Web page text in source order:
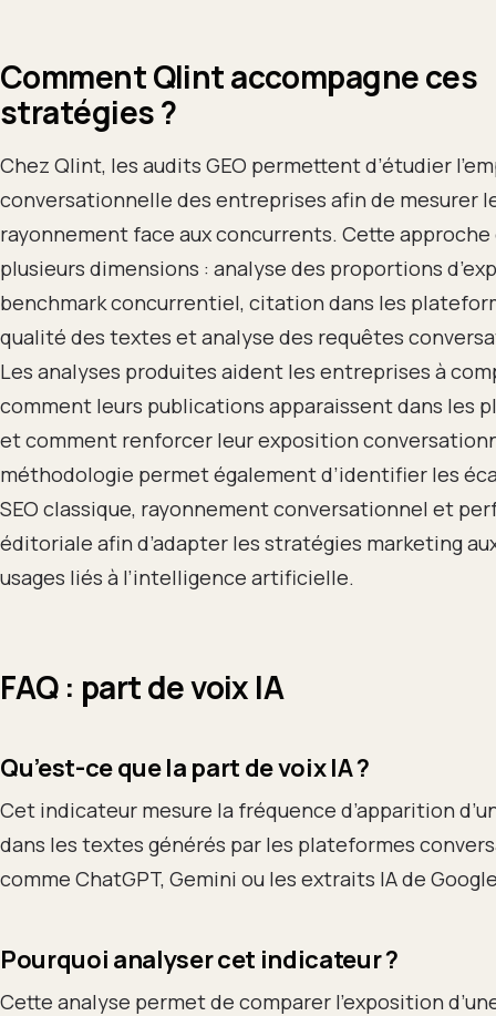
Comment Qlint accompagne ces
stratégies ?
Chez Qlint, les audits GEO permettent d’étudier
conversationnelle des entreprises afin de mesurer
rayonnement face aux concurrents. Cette
plusieurs dimensions : analyse des proportions
benchmark concurrentiel, citation dans les
qualité des textes et analyse des requêtes
Les analyses produites aident les entreprises à
comment leurs publications apparaissent dans les
et comment renforcer leur exposition
méthodologie permet également d’identifier les
SEO classique, rayonnement conversationnel et
éditoriale afin d’adapter les stratégies marketing
usages liés à l’intelligence artificielle.
FAQ : part de voix IA
Qu’est-ce que la part de voix IA ?
Cet indicateur mesure la fréquence d’apparition
dans les textes générés par les plateformes
comme ChatGPT, Gemini ou les extraits IA de
Pourquoi analyser cet indicateur ?
Cette analyse permet de comparer l’exposition